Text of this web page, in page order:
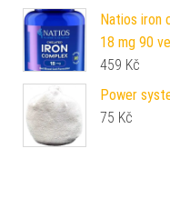
Natios iron
18 mg 90
459 Kč
Power
75 Kč